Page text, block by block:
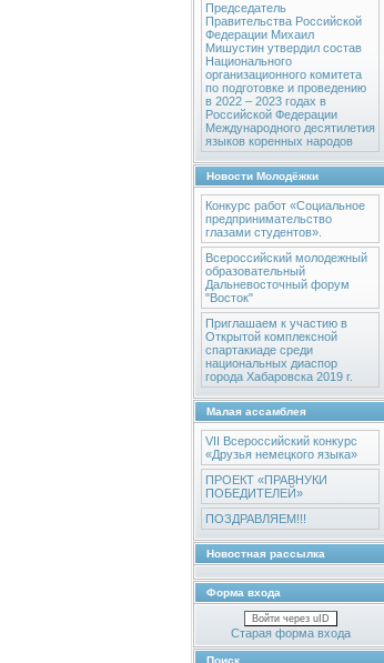
Председатель
Правительства Российской
Федерации Михаил
Мишустин утвердил состав
Национального
организационного комитета
по подготовке и проведению
в 2022 – 2023 годах в
Российской Федерации
Международного десятилетия
языков коренных народов
Новости Молодёжки
Конкурс работ «Социальное
предпринимательство
глазами студентов».
Всероссийский молодежный
образовательный
Дальневосточный форум
"Восток"
Приглашаем к участию в
Открытой комплексной
спартакиаде среди
национальных диаспор
города Хабаровска 2019 г.
Малая ассамблея
VII Всероссийский конкурс
«Друзья немецкого языка»
ПРОЕКТ «ПРАВНУКИ
ПОБЕДИТЕЛЕЙ»
ПОЗДРАВЛЯЕМ!!!
Новостная рассылка
Форма входа
Войти через uID
Старая форма входа
Поиск